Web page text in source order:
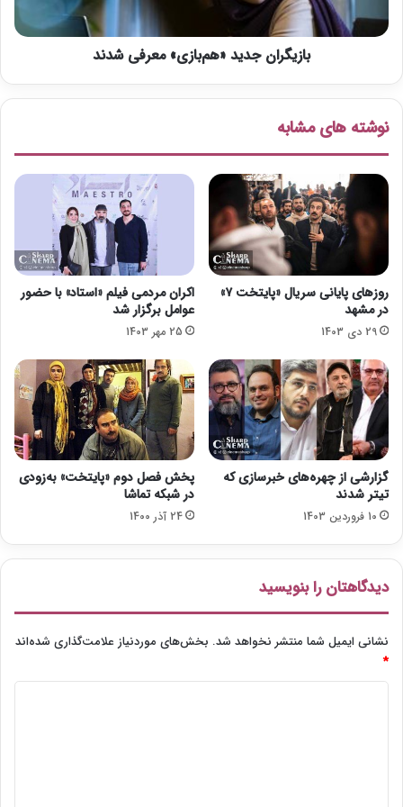
ر
»
و
ت
ن
ج
ه
م‌
ا
ی
م
ر
ف
ی
ش
د
ن
د
بازیگران جدید «هم‌بازی» معرفی شدند
نوشته های مشابه
روزهای پایانی سریال «پایتخت ۷»
در مشهد
29 دی 1403
اکران مردمی فیلم «استاد» با حضور
عوامل برگزار شد
25 مهر 1403
گزارشی از چهره‌های خبرسازی که
تیتر شدند
10 فروردین 1403
پخش فصل دوم «پایتخت» به‌زودی
در شبکه تماشا
24 آذر 1400
دیدگاهتان را بنویسید
نشانی ایمیل شما منتشر نخواهد شد. بخش‌های موردنیاز علامت‌گذاری شده‌اند
*